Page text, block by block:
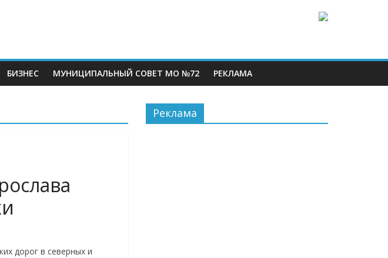
БИЗНЕС МУНИЦИПАЛЬНЫЙ СОВЕТ МО №72 РЕКЛАМА
дорог в северных и
Реклама